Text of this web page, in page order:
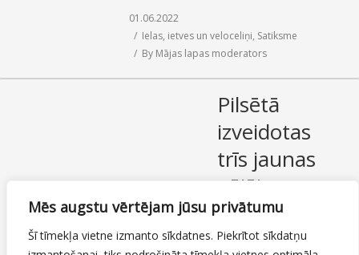
Mēs augstu vērtējam jūsu privātumu
Šī tīmekļa vietne izmanto sīkdatnes. Piekrītot sīkdatņu
01.06.2022
Ielas, ietves un veloceliņi, Satiksme
By Mājas lapas moderators
Pilsētā
izveidotas
trīs jaunas
gājēju
pārejas
01.06.2022